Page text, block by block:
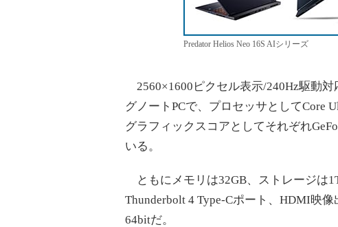
Predator Helios Neo 16S AIシリーズ
2560×1600ピクセル表示/240Hz駆動
グノートPCで、プロセッサとしてCore
グラフィックスコアとしてそれぞれ
いる。
ともにメモリは32GB、ストレージは
Thunderbolt 4 Type-Cポート、HDMI映
64bitだ。